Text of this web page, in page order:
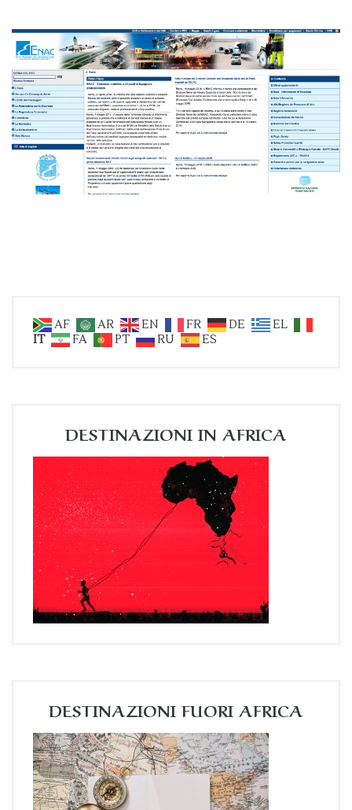
AF AR EN FR DE
EL
IT
FA PT RU ES
DESTINAZIONI IN AFRICA
DESTINAZIONI FUORI AFRICA